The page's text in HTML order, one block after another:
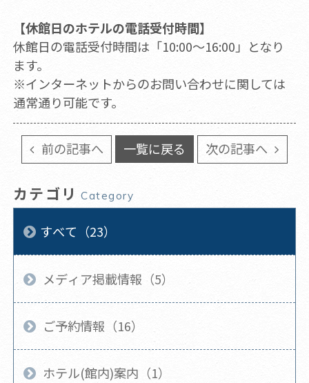
【休館日のホテルの電話受付時間】
休館日の電話受付時間は「10:00～16:00」となり
ます。
※インターネットからのお問い合わせに関しては
通常通り可能です。
前の記事へ 一覧に戻る 次の記事へ
カテゴリ Category
すべて（23）
メディア掲載情報（5）
ご予約情報（16）
ホテル(館内)案内（1）